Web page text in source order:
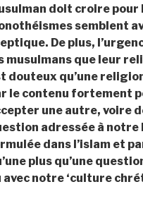
doit croire pour
semblent
De plus,
musulmans que leur
douteux qu’une
le contenu fortement
une autre, voire
adressée à
dans l’islam et
plus qu’une
avec notre ‘culture